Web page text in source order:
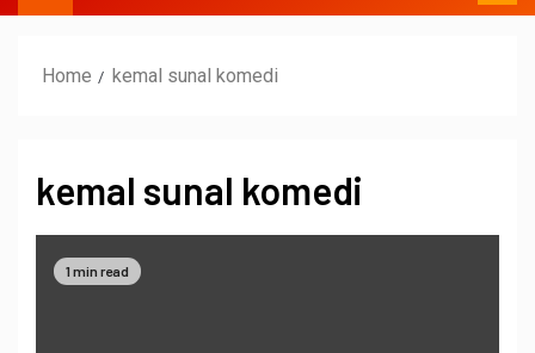
Home kemal sunal komedi
kemal sunal komedi
1 min read